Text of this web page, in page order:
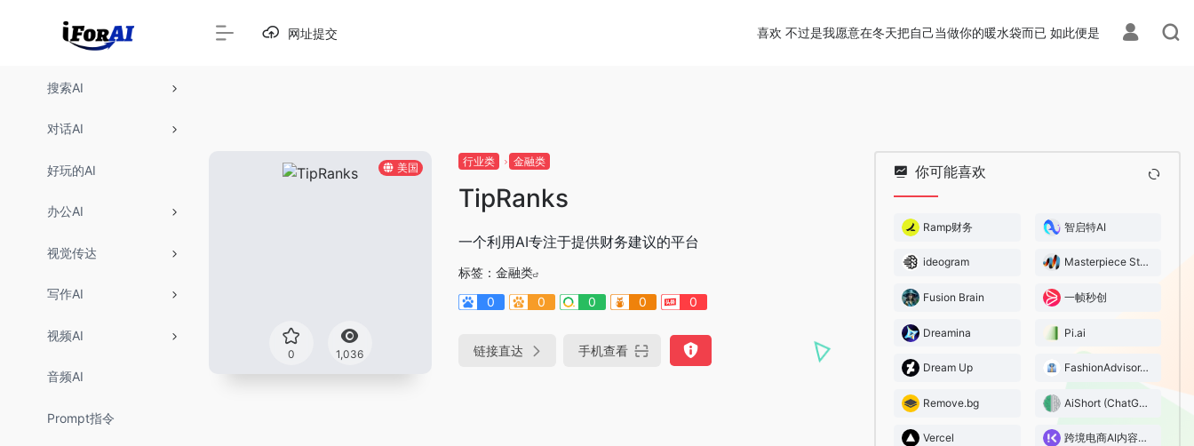
搜索AI
对话AI
好玩的AI
办公AI
视觉传达
写作AI
视频AI
音频AI
Prompt指令
网址提交 喜欢 不过是我愿意在冬天把自己当做你的暖水袋而已 如此便是
美国
0 1,036
行业类 金融类
TipRanks
一个利用AI专注于提供财务建议的平台
标签： 金融类
0
0 0 0 0
链接直达 手机查看
你可能喜欢
Ramp财务 智启特AI
ideogram Masterpiece Studio
Fusion Brain 一帧秒创
Dreamina Pi.ai
Dream Up FashionAdvisor.AI
Remove.bg AiShort (ChatGPT Shortcut)
Vercel 跨境电商AI内容大师